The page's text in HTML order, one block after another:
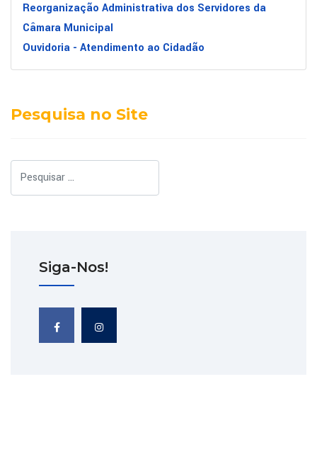
Reorganização Administrativa dos Servidores da
Câmara Municipal
Ouvidoria - Atendimento ao Cidadão
Pesquisa no Site
Siga-Nos!